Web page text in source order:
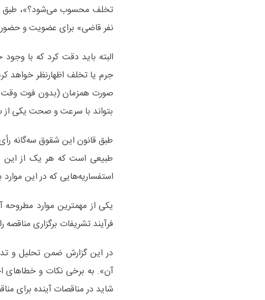
نفر قاضی» برای عضویت و
البته باید دقت کرد که با
جرم یا تخلف اظهارنظر خواهد
صورت همزمان (بدون فوت وقت و
بتواند با سرعت و صحت یکی از
طبق قانون این شقوق سه‌گانه
طبیعی است که هر یک از این
استفساریه‌هایی که در این
یکی از مهمترین موارد
فرآیند تشریفات برگزاری مناقصه
در این گزارش ضمن تحلیل و
آن». به برخی نکات و خطاهای
شاید در مناقصات آینده برای